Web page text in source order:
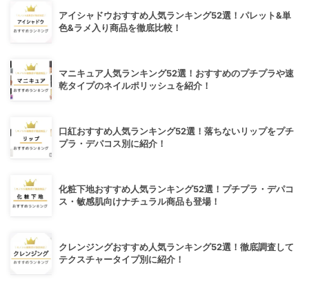
アイシャドウおすすめ人気ランキング52選！パレット&単
色&ラメ入り商品を徹底比較！
マニキュア人気ランキング52選！おすすめのプチプラや速
乾タイプのネイルポリッシュを紹介！
口紅おすすめ人気ランキング52選！落ちないリップをプチ
プラ・デパコス別に紹介！
化粧下地おすすめ人気ランキング52選！プチプラ・デパコ
ス・敏感肌向けナチュラル商品も登場！
クレンジングおすすめ人気ランキング52選！徹底調査して
テクスチャータイプ別に紹介！